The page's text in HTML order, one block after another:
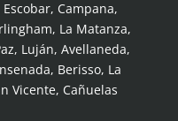
Campana,
La Matanza,
Luján, Avellaneda,
Berisso, La
Vicente, Cañuelas